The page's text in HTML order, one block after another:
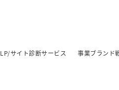
LP/サイト診断サービス 事業ブランド